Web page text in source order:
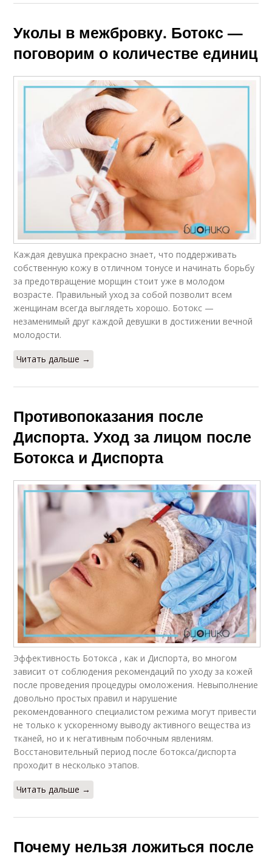
Уколы в межбровку. Ботокс —
поговорим о количестве единиц
Каждая девушка прекрасно знает, что поддерживать
собственную кожу в отличном тонусе и начинать борьбу
за предотвращение морщин стоит уже в молодом
возрасте. Правильный уход за собой позволит всем
женщинам всегда выглядеть хорошо. Ботокс —
незаменимый друг каждой девушки в достижении вечной
молодости.
Читать дальше →
Противопоказания после
Диспорта. Уход за лицом после
Ботокса и Диспорта
Эффективность Ботокса , как и Диспорта, во многом
зависит от соблюдения рекомендаций по уходу за кожей
после проведения процедуры омоложения. Невыполнение
довольно простых правил и нарушение
рекомендованного специалистом режима могут привести
не только к ускоренному выводу активного вещества из
тканей, но и к негативным побочным явлениям.
Восстановительный период после ботокса/диспорта
проходит в несколько этапов.
Читать дальше →
Почему нельзя ложиться после